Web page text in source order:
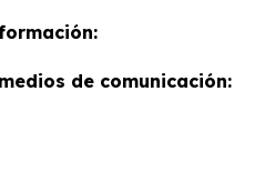
de comunicación: